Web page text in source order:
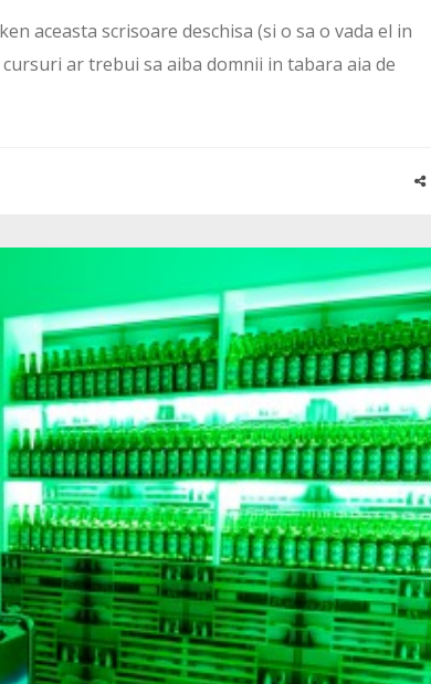
aceasta scrisoare deschisa (si o sa o vada el in
ar trebui sa aiba domnii in tabara aia de